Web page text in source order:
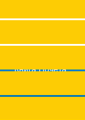
Сводные данные о
Книга Почета